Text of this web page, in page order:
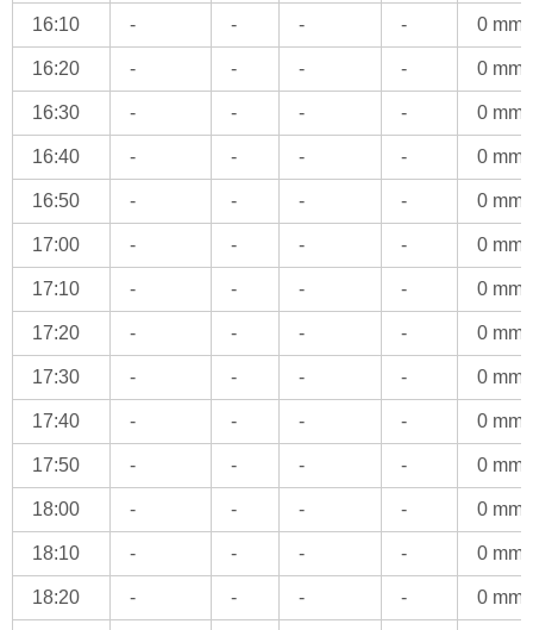
16:10 - - - - 0 mm
16:20 - - - - 0 mm
16:30 - - - - 0 mm
16:40 - - - - 0 mm
16:50 - - - - 0 mm
17:00 - - - - 0 mm
17:10 - - - - 0 mm
17:20 - - - - 0 mm
17:30 - - - - 0 mm
17:40 - - - - 0 mm
17:50 - - - - 0 mm
18:00 - - - - 0 mm
18:10 - - - - 0 mm
18:20 - - - - 0 mm